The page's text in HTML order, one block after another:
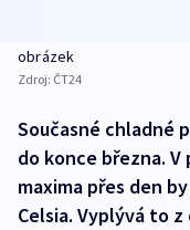
obrázek
Zdroj: ČT24
Současné chladné
do konce března.
maxima přes den
Celsia. Vyplývá to